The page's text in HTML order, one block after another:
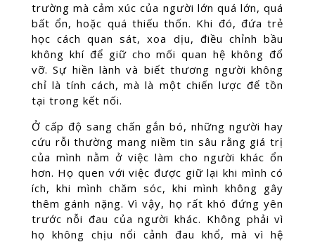
trường mà cảm xúc của người lớn quá lớn, quá
bất ổn, hoặc quá thiếu thốn. Khi đó, đứa trẻ
học cách quan sát, xoa dịu, điều chỉnh bầu
không khí để giữ cho mối quan hệ không đổ
vỡ. Sự hiền lành và biết thương người không
chỉ là tính cách, mà là một chiến lược để tồn
tại trong kết nối.
Ở cấp độ sang chấn gắn bó, những người hay
cứu rỗi thường mang niềm tin sâu rằng giá trị
của mình nằm ở việc làm cho người khác ổn
hơn. Họ quen với việc được giữ lại khi mình có
ích, khi mình chăm sóc, khi mình không gây
thêm gánh nặng. Vì vậy, họ rất khó đứng yên
trước nỗi đau của người khác. Không phải vì
họ không chịu nổi cảnh đau khổ, mà vì hệ